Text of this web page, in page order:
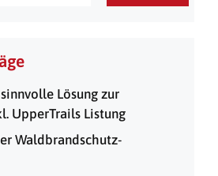
Lösung zur
UpperTrails Listung
Waldbrandschutz-